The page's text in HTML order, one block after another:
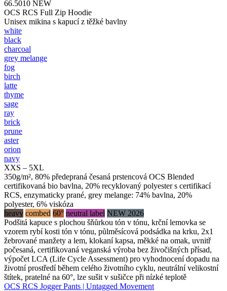
66.5010 NEW
OCS RCS Full Zip Hoodie
Unisex mikina s kapucí z těžké bavlny
white
black
charcoal
grey melange
fog
birch
latte
thyme
sage
ray
brick
prune
aster
orion
navy
XXS – 5XL
350g/m², 80% předepraná česaná prstencová OCS Blended
certifikovaná bio bavlna, 20% recyklovaný polyester s certifikací
RCS, enzymaticky prané, grey melange: 74% bavlna, 20%
polyester, 6% viskóza
heavy combed 60° neutral label NEW 2026
Podšitá kapuce s plochou šňůrkou tón v tónu, krční lemovka se
vzorem rybí kosti tón v tónu, půlměsícová podsádka na krku, 2x1
žebrované manžety a lem, klokaní kapsa, měkké na omak, uvnitř
počesaná, certifikovaná veganská výroba bez živočišných přísad,
výpočet LCA (Life Cycle Assessment) pro vyhodnocení dopadu na
životní prostředí během celého životního cyklu, neutrální velikostní
štítek, pratelné na 60°, lze sušit v sušičce při nízké teplotě
OCS RCS Jogger Pants | Untagged Movement